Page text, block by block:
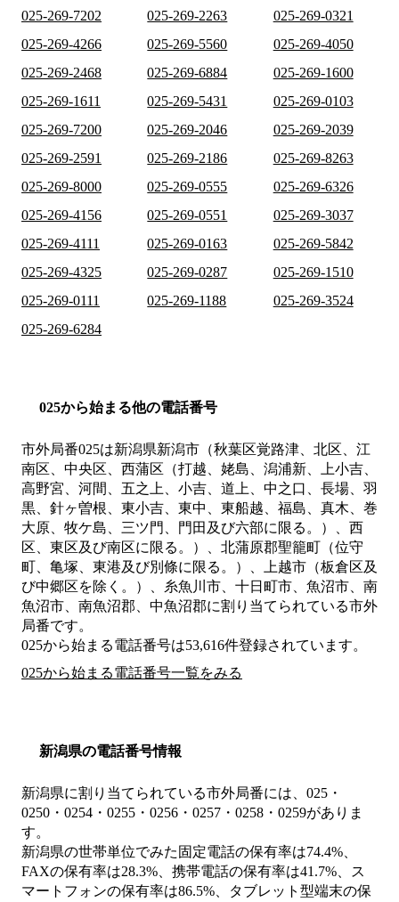
025-269-7202 025-269-2263
025-269-0321
025-269-4266
025-269-5560
025-269-4050
025-269-2468
025-269-6884
025-269-1600
025-269-1611
025-269-5431
025-269-0103
025-269-7200
025-269-2046
025-269-2039
025-269-2591
025-269-2186
025-269-8263
025-269-8000
025-269-0555
025-269-6326
025-269-4156
025-269-0551
025-269-3037
025-269-4111
025-269-0163
025-269-5842
025-269-4325
025-269-0287
025-269-1510
025-269-0111
025-269-1188
025-269-3524
025-269-6284
025から始まる他の電話番号
市外局番025は新潟県新潟市（秋葉区覚路津、北区、江
南区、中央区、西蒲区（打越、姥島、潟浦新、上小吉、
高野宮、河間、五之上、小吉、道上、中之口、長場、羽
黒、針ヶ曽根、東小吉、東中、東船越、福島、真木、巻
大原、牧ケ島、三ツ門、門田及び六部に限る。）、西
区、東区及び南区に限る。）、北蒲原郡聖籠町（位守
町、亀塚、東港及び別條に限る。）、上越市（板倉区及
び中郷区を除く。）、糸魚川市、十日町市、魚沼市、南
魚沼市、南魚沼郡、中魚沼郡に割り当てられている市外
局番です。
025から始まる電話番号は53,616件登録されています。
025から始まる電話番号一覧をみる
新潟県の電話番号情報
新潟県に割り当てられている市外局番には、025・
0250・0254・0255・0256・0257・0258・0259がありま
す。
新潟県の世帯単位でみた固定電話の保有率は74.4%、
FAXの保有率は28.3%、携帯電話の保有率は41.7%、ス
マートフォンの保有率は86.5%、タブレット型端末の保